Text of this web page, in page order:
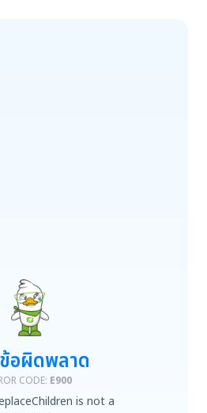
is not a function
อผิดพลาด
CODE: E900
is not a